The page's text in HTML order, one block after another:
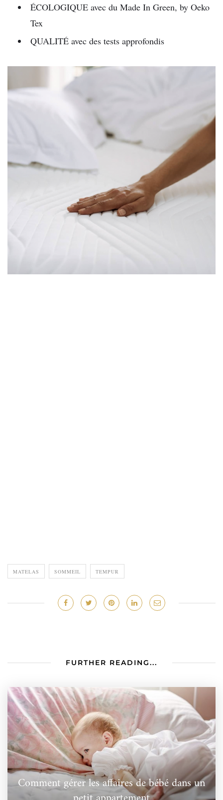
ÉCOLOGIQUE avec du Made In Green, by Oeko
Tex
QUALITÉ avec des tests approfondis
MATELAS SOMMEIL TEMPUR
FURTHER READING...
Comment gérer les affaires de bébé dans un